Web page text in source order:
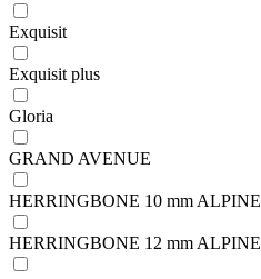
Exquisit
Exquisit plus
Gloria
GRAND AVENUE
HERRINGBONE 10 mm ALPINE
HERRINGBONE 12 mm ALPINE